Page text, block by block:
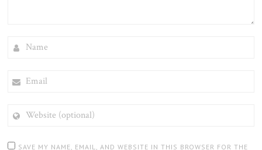
(OPTIONAL)
SAVE MY NAME, EMAIL, AND WEBSITE IN THIS BROWSER FOR THE